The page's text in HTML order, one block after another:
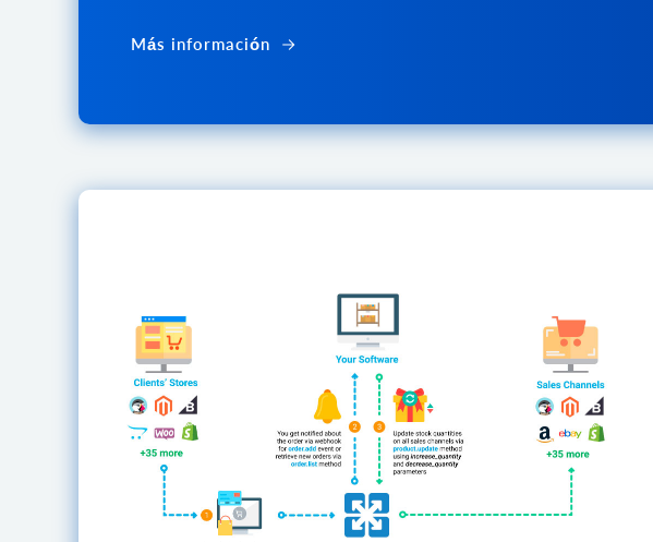
Más información